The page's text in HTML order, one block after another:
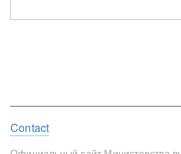
Footer
menu
Contact